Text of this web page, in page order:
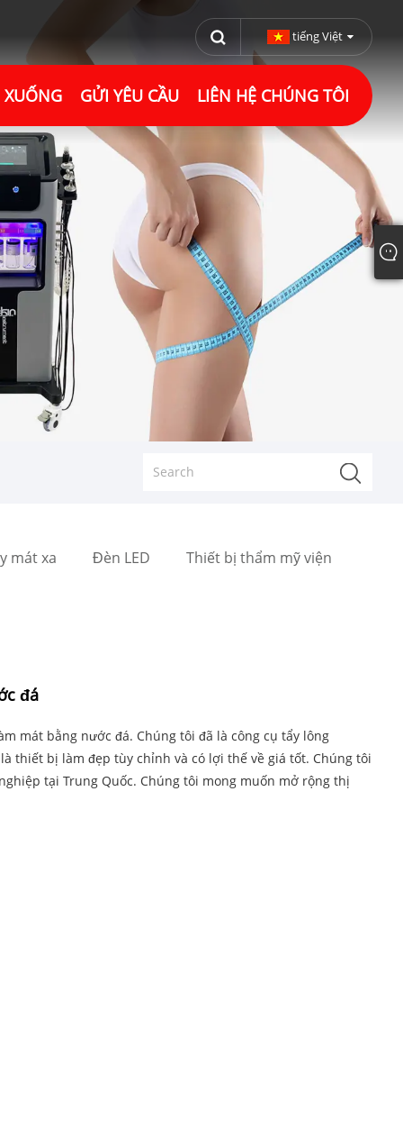
tiếng Việt
XUỐNG GỬI YÊU CẦU LIÊN HỆ CHÚNG TÔI
mát xa Đèn LED Thiết bị thẩm mỹ viện
đá
mát bằng nước đá. Chúng tôi đã là công cụ tẩy lông
thiết bị làm đẹp tùy chỉnh và có lợi thế về giá tốt. Chúng tôi
tại Trung Quốc. Chúng tôi mong muốn mở rộng thị